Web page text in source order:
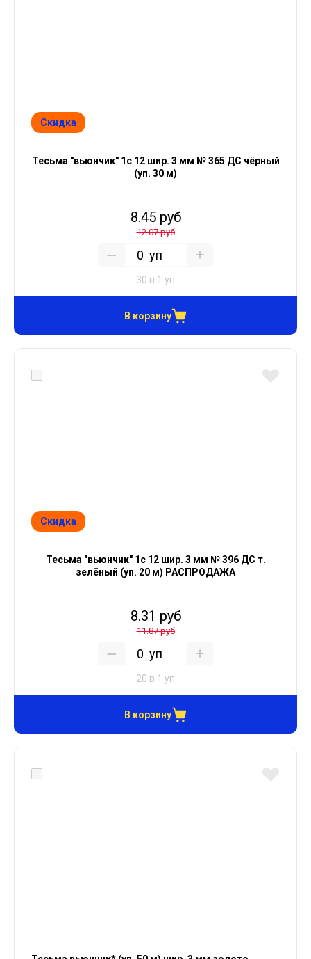
Скидка
Тесьма "вьюнчик" 1с 12 шир. 3 мм № 365 ДС чёрный
(уп. 30 м)
8.45 руб
12.07 руб
уп
30 в 1 уп
В корзину
Скидка
Тесьма "вьюнчик" 1с 12 шир. 3 мм № 396 ДС т.
зелёный (уп. 20 м) РАСПРОДАЖА
8.31 руб
11.87 руб
уп
20 в 1 уп
В корзину